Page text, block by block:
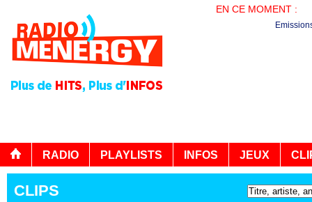
EN CE MOMENT :
RADIO PLAYLISTS INFOS JEUX
CLIPS